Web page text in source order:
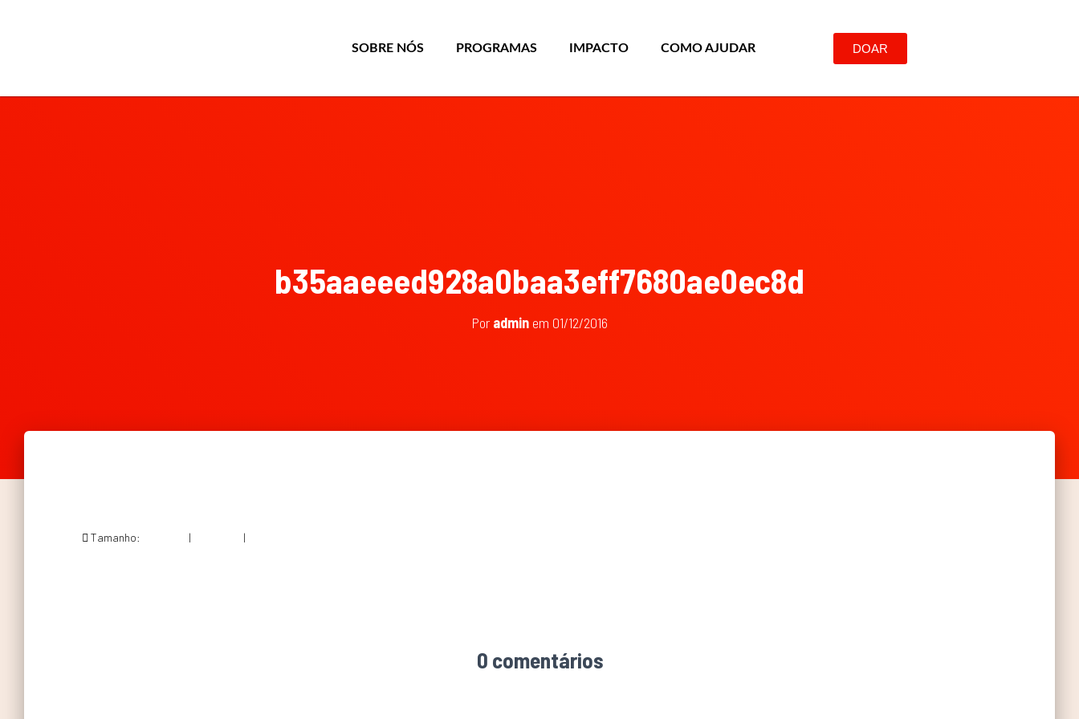
SOBRE NÓS PROGRAMAS IMPACTO COMO AJUDAR DOAR
b35aaeeed928a0baa3eff7680ae0ec8d
Por admin em 01/12/2016
Tamanho: | |
0 comentários